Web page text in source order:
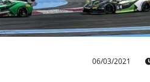
06/03/2021